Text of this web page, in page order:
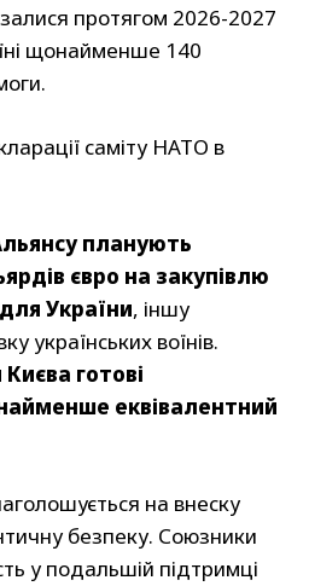
протягом 2026-2027
щонайменше 140
саміту НАТО в
планують
євро на закупівлю
України, іншу
українських воїнів.
готові
еквівалентний
на внеску
безпеку. Союзники
у подальшій підтримці